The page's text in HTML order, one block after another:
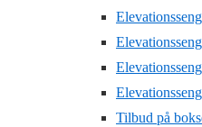
Tilbud på